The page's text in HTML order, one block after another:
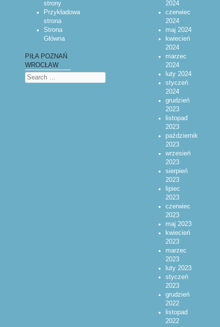
strony
Przykładowa
strona
Strona
Główna
PIŁA POZNAŃ
WROCŁAW
Search
2024
czerwiec
2024
maj 2024
kwiecień
2024
marzec
2024
luty 2024
styczeń
2024
grudzień
2023
listopad
2023
październik
2023
wrzesień
2023
sierpień
2023
lipiec
2023
czerwiec
2023
maj 2023
kwiecień
2023
marzec
2023
luty 2023
styczeń
2023
grudzień
2022
listopad
2022